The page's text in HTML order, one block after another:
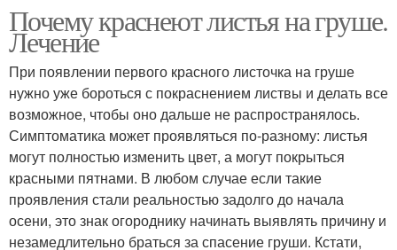
Почему краснеют листья на груше.
Лечение
При появлении первого красного листочка на груше
нужно уже бороться с покраснением листвы и делать все
возможное, чтобы оно дальше не распространялось.
Симптоматика может проявляться по-разному: листья
могут полностью изменить цвет, а могут покрыться
красными пятнами. В любом случае если такие
проявления стали реальностью задолго до начала
осени, это знак огороднику начинать выявлять причину и
незамедлительно браться за спасение груши. Кстати,